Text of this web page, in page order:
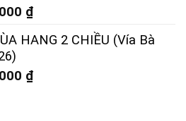
₫
HANG 2 CHIỀU (Vía Bà
₫